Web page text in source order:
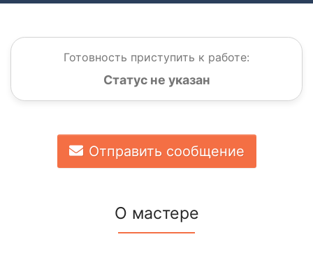
Готовность приступить к работе:
Статус не указан
Отправить сообщение
О мастере